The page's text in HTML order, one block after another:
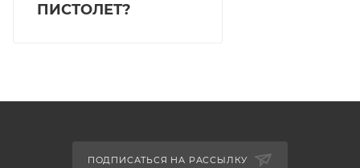
ПИСТОЛЕТ?
ПОДПИСАТЬСЯ НА РАССЫЛКУ